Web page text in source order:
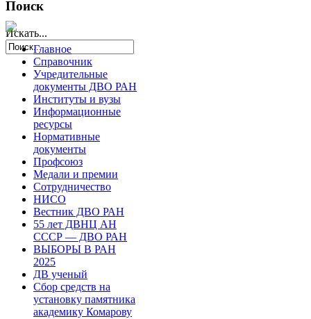
Поиск
Искать...
Главное
Справочник
Учредительные
документы ДВО РАН
Институты и вузы
Информационные
ресурсы
Нормативные
документы
Профсоюз
Медали и премии
Сотрудничество
НИСО
Вестник ДВО РАН
55 лет ДВНЦ АН
СССР — ДВО РАН
ВЫБОРЫ В РАН
2025
ДВ ученый
Сбор средств на
установку памятника
академику Комарову